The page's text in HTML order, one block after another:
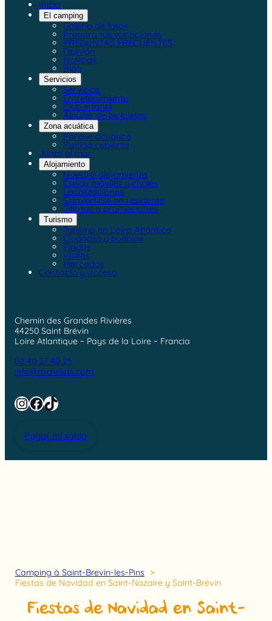
Inicio
El camping
Galería de fotos
Prepara tus vacaciones
PREGUNTAS FRECUENTES
Opinión
Noticias
Blog
Servicios
Servicios
Entretenimiento
Club infantil
Alquiler de bicicletas
Zona acuática
Parque acuático
Piscina cubierta
Junto al mar
Alojamiento
Nuestro alojamiento
Casas móviles y chalés
Localizaciones
Convertirse en residente
Ofertas y promociones
Turismo
Turismo en Loira Atlántico
Ciudades y pueblos
Playas
Visitas
Mercados
Contacto y acceso
Chemin des Grandes Rivières
44250 Saint Brévin
Loire Atlantique ~ Pays de la Loire ~ Francia
02 40 27 40 25
info@rochelets.com
Instagram
Facebook
TikTok
Pagar mi saldo
Camping à Saint-Brevin-les-Pins
Fiestas de Navidad en Saint-Nazaire y Saint-Brévin
Fiestas de Navidad en Saint-